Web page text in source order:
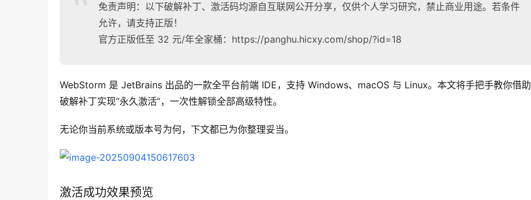
免责声明：以下破解补丁、激活码均源自互联网公开分享，仅供个人学习研究，禁止商业用途。若条件
允许，请支持正版！
官方正版低至 32 元/年全家桶：https://panghu.hicxy.com/shop/?id=18
WebStorm 是 JetBrains 出品的一款全平台前端 IDE，支持 Windows、macOS 与 Linux。本文将手把手教你借助
破解补丁实现“永久激活”，一次性解锁全部高级特性。
无论你当前系统或版本号为何，下文都已为你整理妥当。
激活成功效果预览